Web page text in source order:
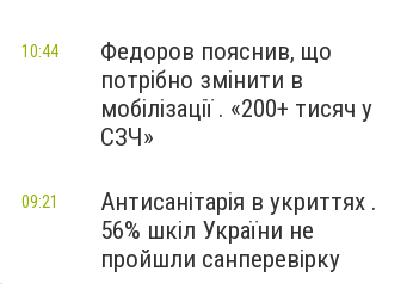
Федоров пояснив, що
потрібно змінити в
мобілізації . «200+ тисяч у
СЗЧ»
10:44
Антисанітарія в укриттях .
56% шкіл України не
пройшли санперевірку
09:21